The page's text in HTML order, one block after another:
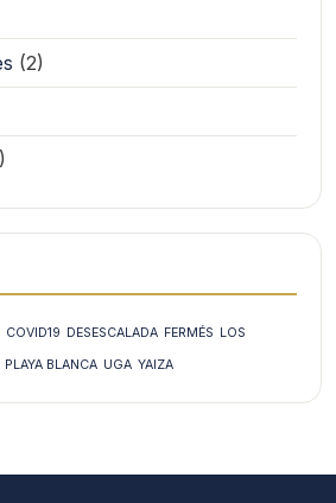
(2)
COVID19 DESESCALADA FERMÉS LOS
PLAYA BLANCA UGA YAIZA